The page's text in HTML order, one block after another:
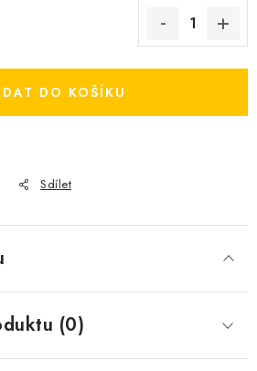
DO KOŠÍKU
Sdílet
(0)